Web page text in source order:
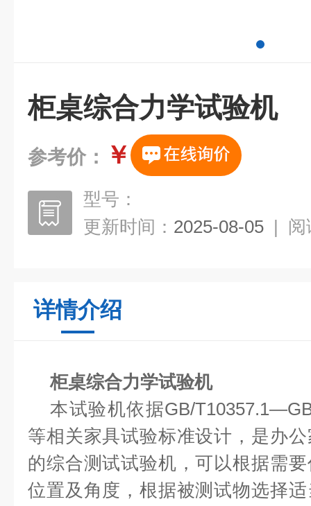
柜桌综合力学试验机
参考价： ￥
型号：
更新时间： 2025-08-05 | 阅
详情介绍
柜桌综合力学试验机
本试验机依据GB/
等相关家具试验标准设计，是办
的综合测试试验机，可以根据需
位置及角度，根据被测试物选择